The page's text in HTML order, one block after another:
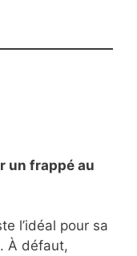
un frappé au
l’idéal pour sa
À défaut,